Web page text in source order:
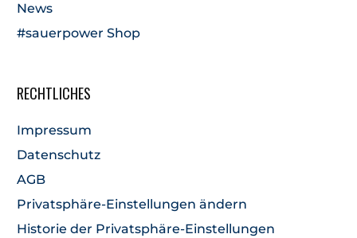
News
#sauerpower Shop
RECHTLICHES
Impressum
Datenschutz
AGB
Privatsphäre-Einstellungen ändern
Historie der Privatsphäre-Einstellungen